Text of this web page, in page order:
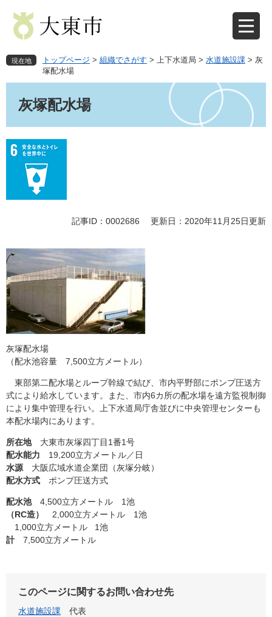
先
で
を
ば
現在地 トップページ > 組織でさがす > 上下水道局 > 水道施設課 > 灰
塚配水場
灰塚配水場
記事ID：0002686 更新日：2020年11月25日更新
灰塚配水場
（配水池容量 7,500立方メートル）
東部第二配水場とループ幹線で結び、市内平野部にポンプ圧送方
式により給水しています。また、市内6カ所の配水場を遠方監視制御
により集中管理を行い。上下水道局庁舎並びに中央管理センターも
本配水場内にあります。
所在地 大東市灰塚四丁目1番1号
配水能力 19,200立方メートル／日
水源 大阪広域水道企業団（灰塚分岐）
配水方式 ポンプ圧送方式
配水池 4,500立方メートル 1池
（RC造） 2,000立方メートル 1池
1,000立方メートル 1池
計 7,500立方メートル
このページに関するお問い合わせ先
水道施設課
代表